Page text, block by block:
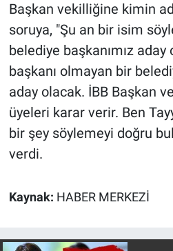
Başkan vekilliğine kimin
soruya, "Şu an bir isim
belediye başkanımız
başkanı olmayan bir
aday olacak. İBB Başkan
üyeleri karar verir. Ben
bir şey söylemeyi doğru
verdi.
Kaynak: HABER MERKEZİ